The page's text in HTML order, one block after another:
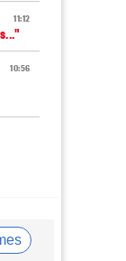
11:12
10:56